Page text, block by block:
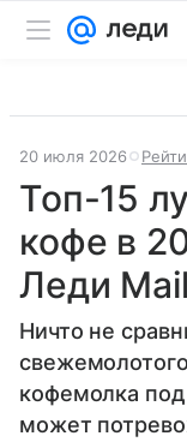
20 июля 2026
Топ-15
кофе в
Леди Mail
Ничто не
кофемолка
может